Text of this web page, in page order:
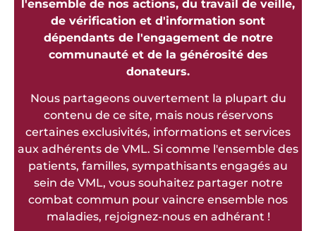
l'ensemble de nos actions, du travail de veille,
de vérification et d'information sont
dépendants de l'engagement de notre
communauté et de la générosité des
donateurs.
Nous partageons ouvertement la plupart du
contenu de ce site, mais nous réservons
certaines exclusivités, informations et services
aux adhérents de VML. Si comme l'ensemble des
patients, familles, sympathisants engagés au
sein de VML, vous souhaitez partager notre
combat commun pour vaincre ensemble nos
maladies, rejoignez-nous en adhérant !